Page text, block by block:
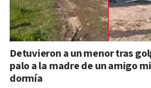
Detuvieron a un menor tras
palo a la madre de un amigo
dormía